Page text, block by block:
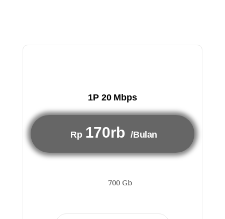
1P 20 Mbps
Rp 170rb /Bulan
700 Gb